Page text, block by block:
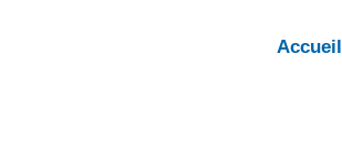
Accueil